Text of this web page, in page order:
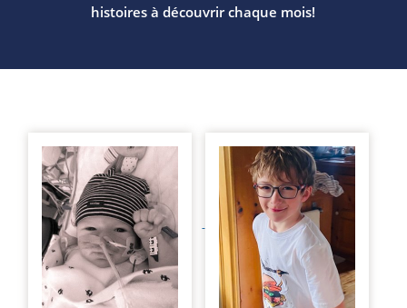
histoires à découvrir chaque mois!